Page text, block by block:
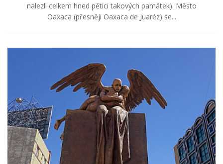
nalezli celkem hned pětici takových památek). Město
Oaxaca (přesněji Oaxaca de Juaréz) se...